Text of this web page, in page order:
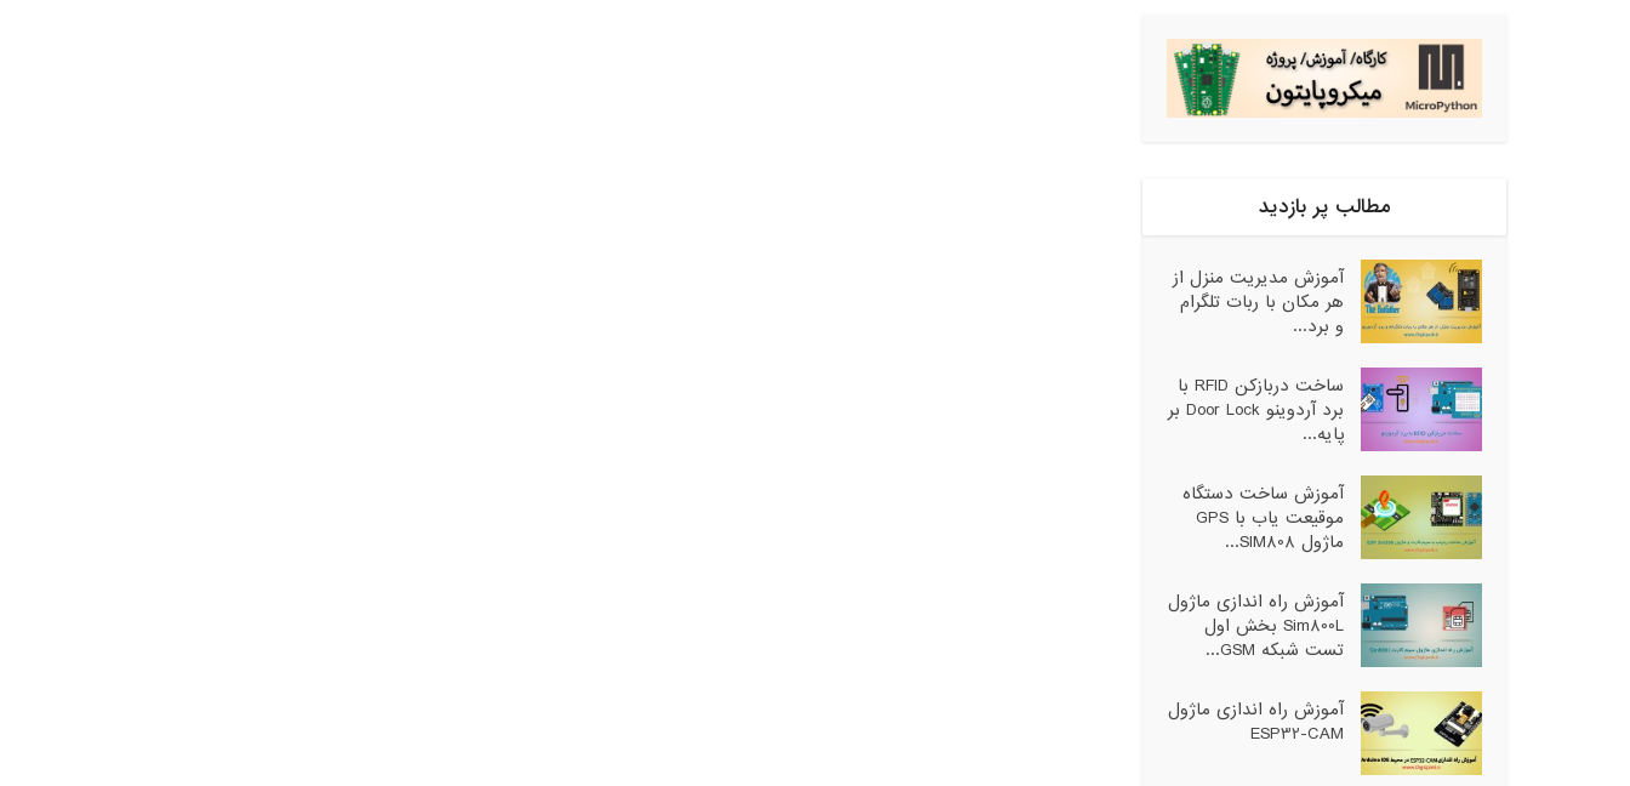
مطالب پر بازدید
آموزش مدیریت منزل از
هر مکان با ربات تلگرام
و برد...
ساخت دربازکن RFID با
برد آردوینو Door Lock بر
پایه...
آموزش ساخت دستگاه
موقیعت یاب با GPS
ماژول SIM808...
آموزش راه اندازی ماژول
Sim800L بخش اول
تست شبکه GSM...
آموزش راه اندازی ماژول
ESP32-CAM